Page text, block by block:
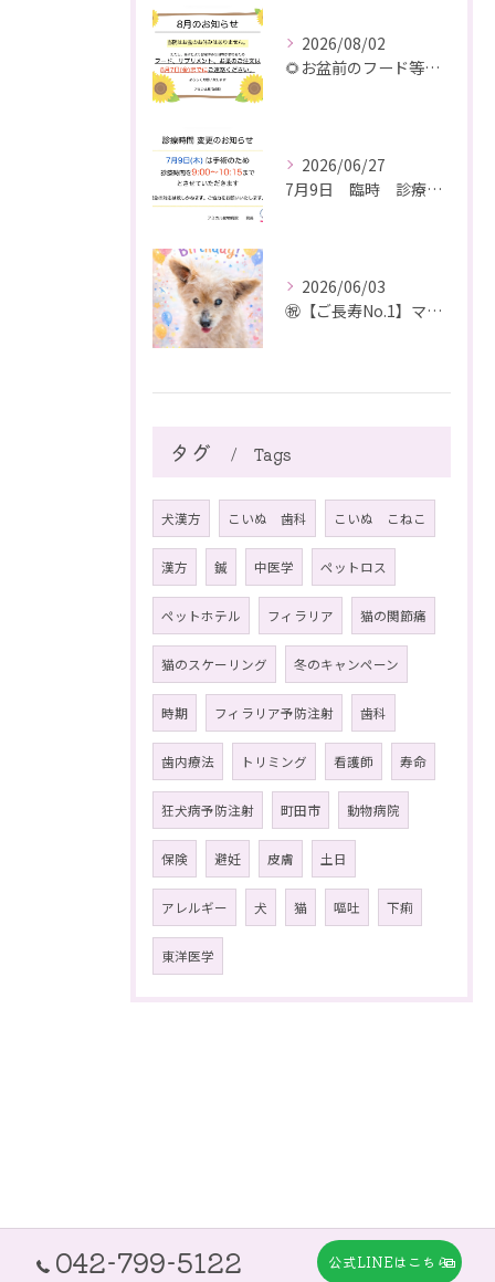
2026/08/02
🌻お盆前のフード等ご注文のご注意
2026/06/27
7月9日 臨時 診療時間短縮のお知らせ
2026/06/03
㊗️【ご長寿No.1】マーブルちゃん、21歳おめでとうございます！【町田市動物病院】
タグ Tags
犬漢方 こいぬ 歯科 こいぬ こねこ
漢方 鍼 中医学 ペットロス
ペットホテル フィラリア 猫の関節痛
猫のスケーリング 冬のキャンペーン
時期 フィラリア予防注射 歯科
歯内療法 トリミング 看護師 寿命
狂犬病予防注射 町田市 動物病院
保険 避妊 皮膚 土日
アレルギー 犬 猫 嘔吐 下痢
東洋医学
042-799-5122 公式LINEはこちら